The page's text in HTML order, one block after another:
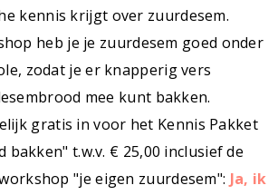
kennis krijgt over zuurdesem.
heb je je zuurdesem goed onder
zodat je er knapperig vers
mee kunt bakken.
gratis in voor het Kennis Pakket
bakken" t.w.v. € 25,00 inclusief de
"je eigen zuurdesem": Ja, ik